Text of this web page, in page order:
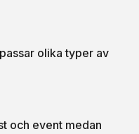
olika typer av
och event medan